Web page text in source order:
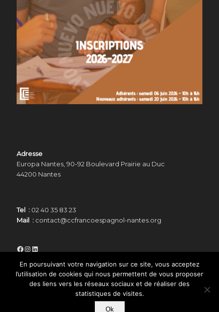
Adresse
Europa Nantes, 90-92 Boulevard Prairie au Duc
44200 Nantes
Tel : 02 40 35 83 23
Mail :contact@ccfrancoespagnol-nantes.org
Facebook
Instagram
LinkedIn
En poursuivant votre navigation sur ce site, vous acceptez
l’utilisation de cookies qui nous permettent de vous proposer
des liens vers les réseaux sociaux et de réaliser des
statistiques de visites.
Ok